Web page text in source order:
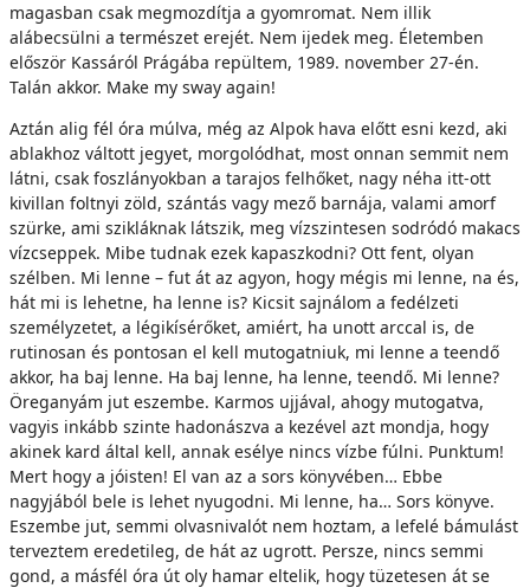
magasban csak megmozdítja a gyomromat. Nem illik
alábecsülni a természet erejét. Nem ijedek meg. Életemben
először Kassáról Prágába repültem, 1989. november 27-én.
Talán akkor. Make my sway again!
Aztán alig fél óra múlva, még az Alpok hava előtt esni kezd, aki
ablakhoz váltott jegyet, morgolódhat, most onnan semmit nem
látni, csak foszlányokban a tarajos felhőket, nagy néha itt-ott
kivillan foltnyi zöld, szántás vagy mező barnája, valami amorf
szürke, ami szikláknak látszik, meg vízszintesen sodródó makacs
vízcseppek. Mibe tudnak ezek kapaszkodni? Ott fent, olyan
szélben. Mi lenne – fut át az agyon, hogy mégis mi lenne, na és,
hát mi is lehetne, ha lenne is? Kicsit sajnálom a fedélzeti
személyzetet, a légikísérőket, amiért, ha unott arccal is, de
rutinosan és pontosan el kell mutogatniuk, mi lenne a teendő
akkor, ha baj lenne. Ha baj lenne, ha lenne, teendő. Mi lenne?
Öreganyám jut eszembe. Karmos ujjával, ahogy mutogatva,
vagyis inkább szinte hadonászva a kezével azt mondja, hogy
akinek kard által kell, annak esélye nincs vízbe fúlni. Punktum!
Mert hogy a jóisten! El van az a sors könyvében… Ebbe
nagyjából bele is lehet nyugodni. Mi lenne, ha… Sors könyve.
Eszembe jut, semmi olvasnivalót nem hoztam, a lefelé bámulást
terveztem eredetileg, de hát az ugrott. Persze, nincs semmi
gond, a másfél óra út oly hamar eltelik, hogy tüzetesen át se